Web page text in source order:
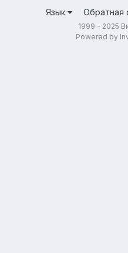
Язык Обратная
1999 - 2025
Powered by